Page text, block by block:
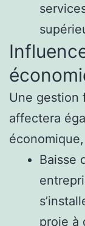
Une gestion
affectera
Baisse
proie à